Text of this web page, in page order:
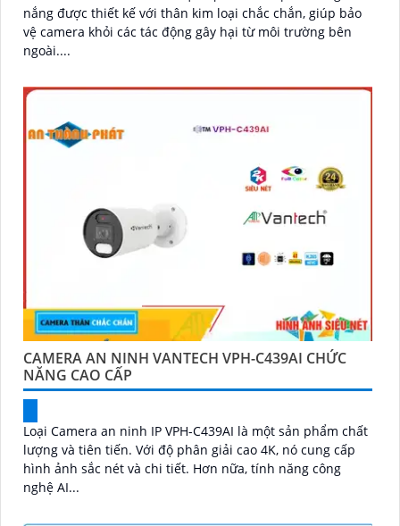
nắng được thiết kế với thân kim loại chắc chắn, giúp bảo
vệ camera khỏi các tác động gây hại từ môi trường bên
ngoài....
CAMERA AN NINH VANTECH VPH-C439AI CHỨC
NĂNG CAO CẤP
Loại Camera an ninh IP VPH-C439AI là một sản phẩm chất
lượng và tiên tiến. Với độ phân giải cao 4K, nó cung cấp
hình ảnh sắc nét và chi tiết. Hơn nữa, tính năng công
nghệ AI...